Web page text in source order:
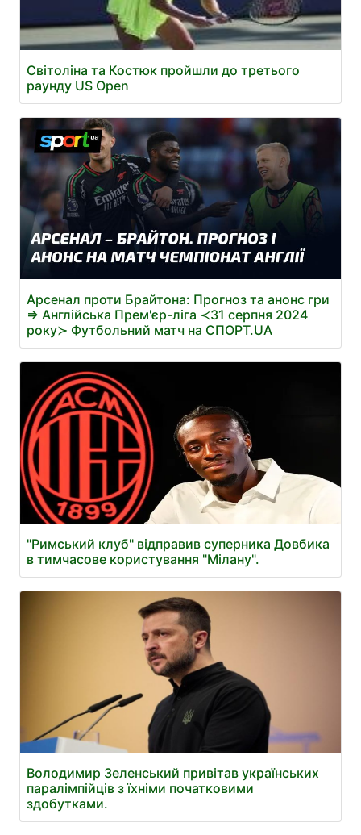
Світоліна та Костюк пройшли до третього
раунду US Open
Арсенал проти Брайтона: Прогноз та анонс гри
⇒ Англійська Прем'єр-ліга ≺31 серпня 2024
року≻ Футбольний матч на СПОРТ.UA
"Римський клуб" відправив суперника Довбика
в тимчасове користування "Мілану".
Володимир Зеленський привітав українських
паралімпійців з їхніми початковими
здобутками.